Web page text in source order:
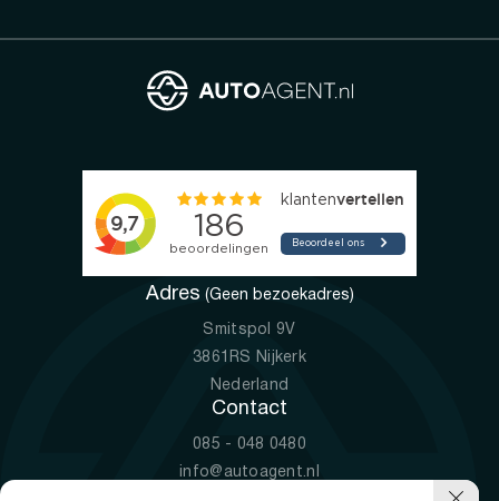
Adres (Geen bezoekadres)
Smitspol 9V
3861RS Nijkerk
Nederland
Contact
085 - 048 0480
info@autoagent.nl